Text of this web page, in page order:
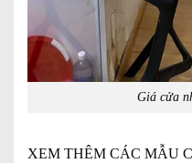
Giá cửa
XEM THÊM CÁC MẪU